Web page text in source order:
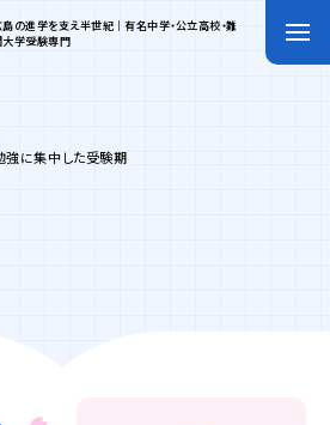
の進学を支え半世紀｜有名中学・公立高校・難
大学受験専門
強に集中した受験期